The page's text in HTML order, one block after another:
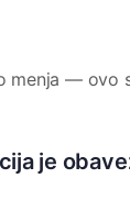
menja — ovo
je